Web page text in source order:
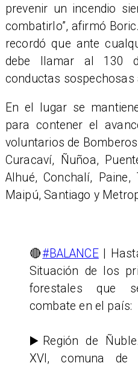
prevenir un incendio
combatirlo”, afirmó
recordó que ante
debe llamar al 130
conductas sospechosas
En el lugar se
para contener el
voluntarios de
Curacaví, Ñuñoa,
Alhué, Conchalí, Paine,
Maipú, Santiago y
🔴#BALANCE|
Situación de los
forestales que
combate en el país:
▶️Región de
XVI, comuna de